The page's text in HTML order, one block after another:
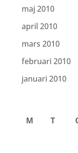
maj 2010
april 2010
mars 2010
februari 2010
januari 2010
M T